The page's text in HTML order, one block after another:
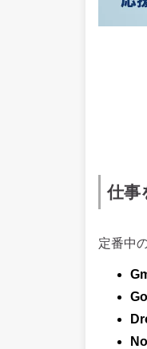
仕事
定番中